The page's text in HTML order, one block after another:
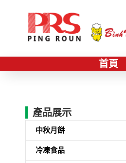
首頁
產品展示
中秋月餅
冷凍食品